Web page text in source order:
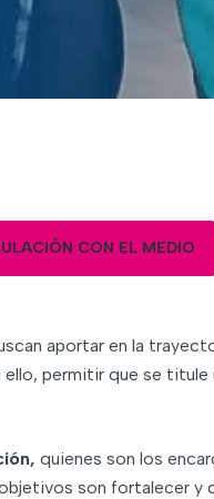
CON EL MEDIO
aportar en la
permitir que se titule
quienes son los
son fortalecer